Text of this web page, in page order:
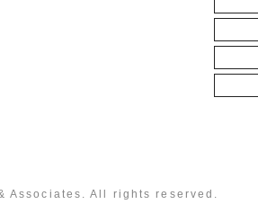
Associates. All rights reserved.